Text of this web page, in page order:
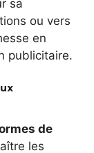
sa
ou vers
en
publicitaire.
de
les